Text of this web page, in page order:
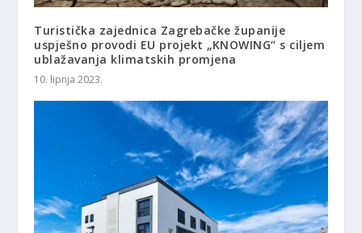
Turistička zajednica Zagrebačke županije
uspješno provodi EU projekt „KNOWING“ s ciljem
ublažavanja klimatskih promjena
10. lipnja 2023.